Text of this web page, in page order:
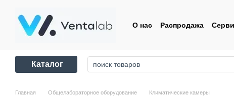
О нас Распродажа
Каталог
Главная Общелабораторное оборудование Климатические камеры